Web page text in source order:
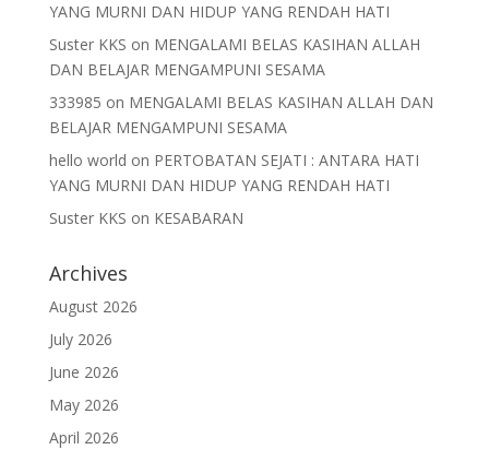
YANG MURNI DAN HIDUP YANG RENDAH HATI
Suster KKS on MENGALAMI BELAS KASIHAN ALLAH
DAN BELAJAR MENGAMPUNI SESAMA
333985 on MENGALAMI BELAS KASIHAN ALLAH DAN
BELAJAR MENGAMPUNI SESAMA
hello world on PERTOBATAN SEJATI : ANTARA HATI
YANG MURNI DAN HIDUP YANG RENDAH HATI
Suster KKS on KESABARAN
Archives
August 2026
July 2026
June 2026
May 2026
April 2026